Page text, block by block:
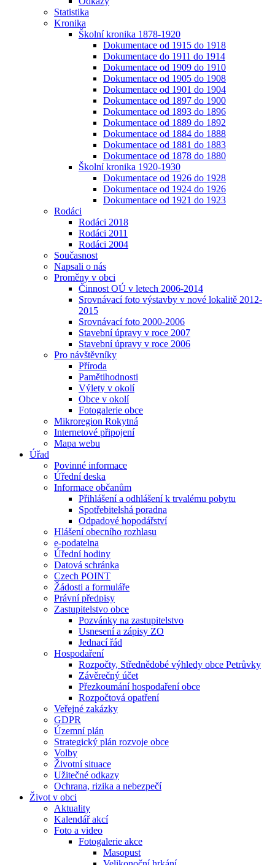
Statistika
Kronika
Školní kronika 1878-1920
Dokumentace od 1915 do 1918
Dokumentace do 1911 do 1914
Dokumentace od 1909 do 1910
Dokumentace od 1905 do 1908
Dokumentace od 1901 do 1904
Dokumentace od 1897 do 1900
Dokumentace od 1893 do 1896
Dokumentace od 1889 do 1892
Dokumentace od 1884 do 1888
Dokumentace od 1881 do 1883
Dokumentace od 1878 do 1880
Školní kronika 1920-1930
Dokumentace od 1926 do 1928
Dokumentace od 1924 do 1926
Dokumentace od 1921 do 1923
Rodáci
Rodáci 2018
Rodáci 2011
Rodáci 2004
Současnost
Napsali o nás
Proměny v obci
Činnost OÚ v letech 2006-2014
Srovnávací foto výstavby v nové lokalitě 2012-
2015
Srovnávací foto 2000-2006
Stavební úpravy v roce 2007
Stavební úpravy v roce 2006
Pro návštěvníky
Příroda
Pamětihodnosti
Výlety v okolí
Obce v okolí
Fotogalerie obce
Mikroregion Rokytná
Internetové připojení
Mapa webu
Úřad
Povinné informace
Úřední deska
Informace občanům
Přihlášení a odhlášení k trvalému pobytu
Spotřebitelshá poradna
Odpadové hopodářství
Hlášení obecního rozhlasu
e-podatelna
Úřední hodiny
Datová schránka
Czech POINT
Žádosti a formuláře
Právní předpisy
Zastupitelstvo obce
Pozvánky na zastupitelstvo
Usnesení a zápisy ZO
Jednací řád
Hospodaření
Rozpočty, Střednědobé výhledy obce Petrůvky
Závěrečný účet
Přezkoumání hospodaření obce
Rozpočtová opatření
Veřejné zakázky
GDPR
Územní plán
Strategický plán rozvoje obce
Volby
Životní situace
Užitečné odkazy
Ochrana, rizika a nebezpečí
Život v obci
Aktuality
Kalendář akcí
Foto a video
Fotogalerie akce
Masopust